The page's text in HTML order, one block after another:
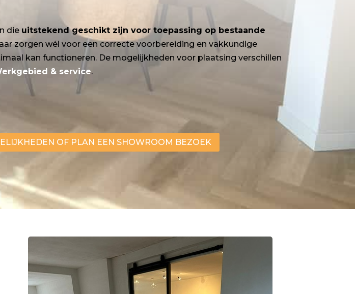
die uitstekend geschikt zijn voor toepassing op bestaande
zorgen wél voor een correcte voorbereiding en vakkundige
kan functioneren. De mogelijkheden voor plaatsing verschillen
& service.
OF PLAN EEN SHOWROOM BEZOEK